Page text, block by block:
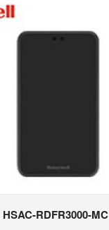
HSAC-RDFR3000-MC